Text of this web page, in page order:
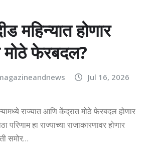
महिन्यात होणार
मोठे फेरबदल?
Jul 16, 2026
राज्यात आणि केंद्रात मोठे फेरबदल होणार
परिणाम हा राज्याच्या राजाकारणावर होणार
समोर…